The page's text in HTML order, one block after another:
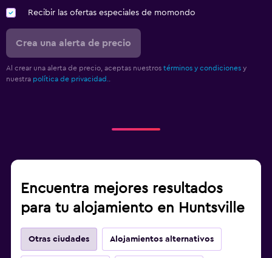
Recibir las ofertas especiales de momondo
Crea una alerta de precio
Al crear una alerta de precio, aceptas nuestros términos y condiciones y
nuestra política de privacidad.
Encuentra mejores resultados
para tu alojamiento en Huntsville
Otras ciudades Alojamientos alternativos